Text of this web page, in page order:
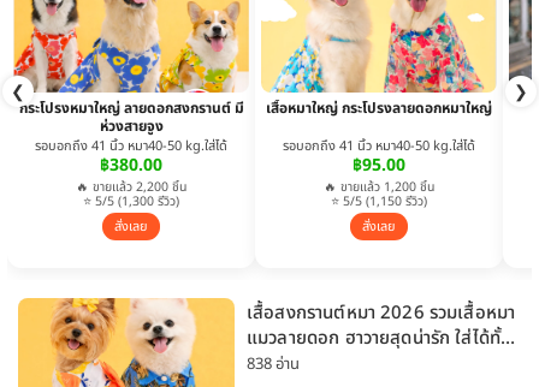
❮ ❯
กระโปรงหมาใหญ่ ลายดอกสงกรานต์ มี
ห่วงสายจูง
รอบอกถึง 41 นิ้ว หมา40-50 kg.ใส่ได้
฿380.00
🔥 ขายแล้ว 2,200 ชิ้น
⭐ 5/5 (1,300 รีวิว)
สั่งเลย
เสื้อหมาใหญ่ กระโปรงลายดอกหมาใหญ่
รอบอกถึง 41 นิ้ว หมา40-50 kg.ใส่ได้
฿95.00
🔥 ขายแล้ว 1,200 ชิ้น
⭐ 5/5 (1,150 รีวิว)
สั่งเลย
เสื้อสงกรานต์หมา 2026 รวมเสื้อหมา
แมวลายดอก ฮาวายสุดน่ารัก ใส่ได้ทั้ง
หมาเล็กและหมาใหญ่
838 อ่าน